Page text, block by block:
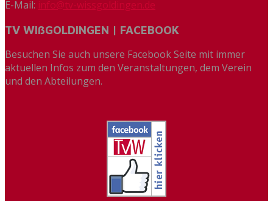
E-Mail: info@tv-wissgoldingen.de
TV WIßGOLDINGEN | FACEBOOK
Besuchen Sie auch unsere Facebook Seite mit immer
aktuellen Infos zum den Veranstaltungen, dem Verein
und den Abteilungen.